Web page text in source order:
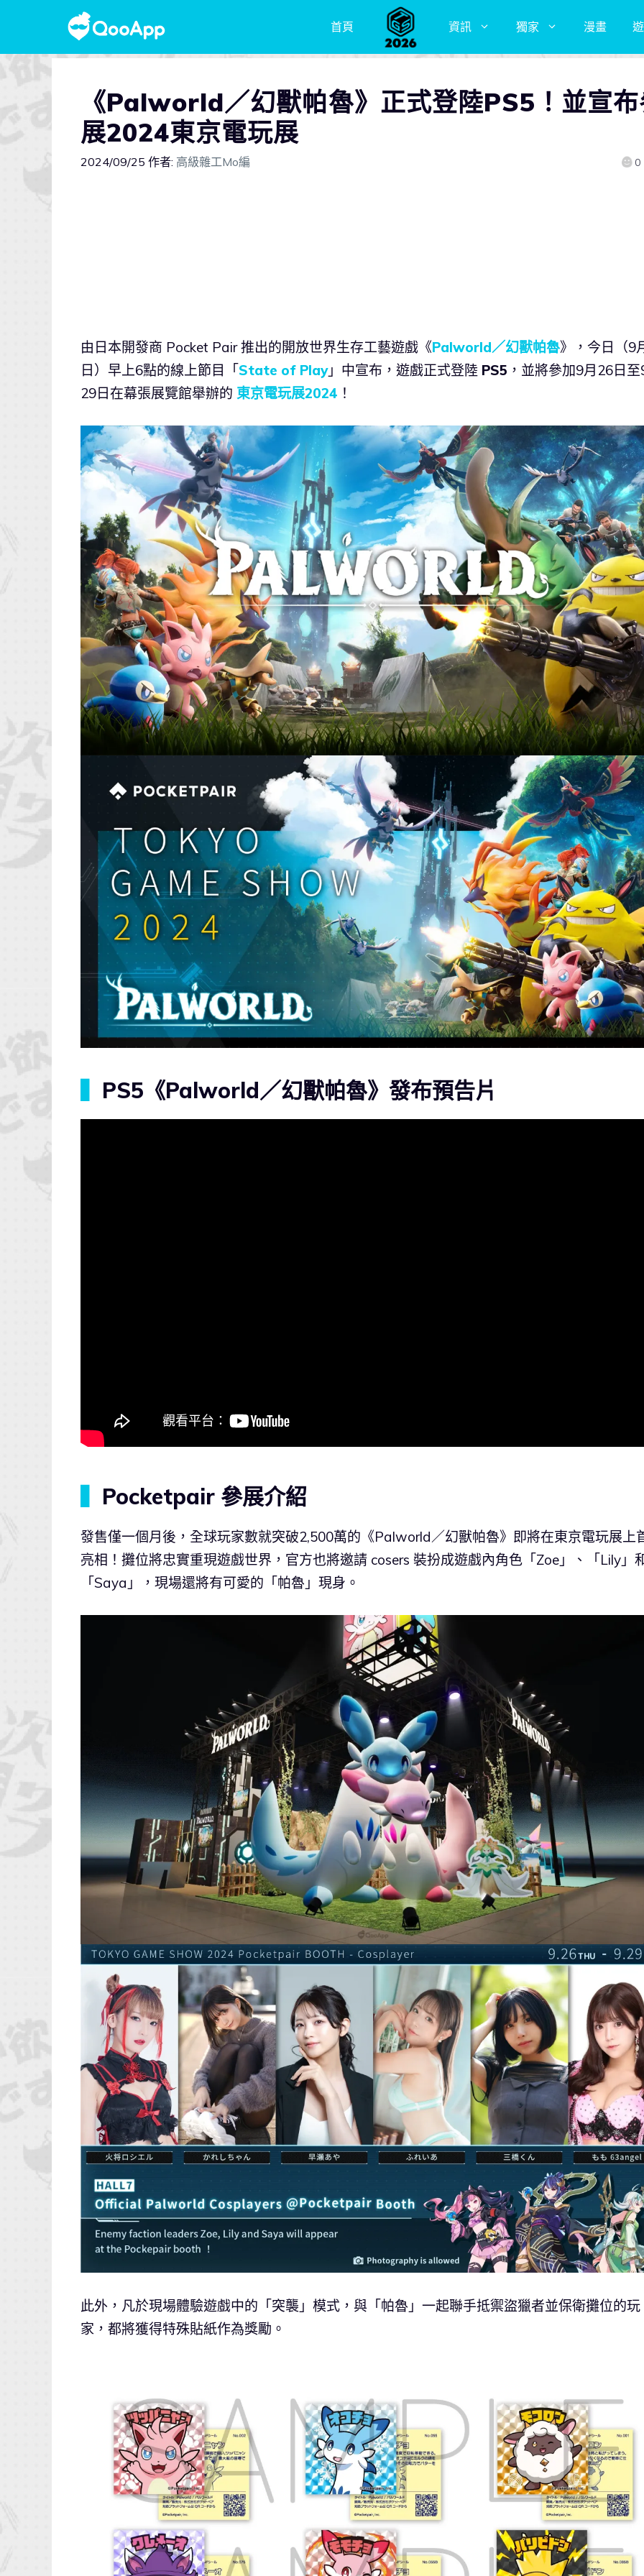
首頁 資訊 獨家 漫畫
《Palworld／幻獸帕魯》正式登陸PS5！並宣
展2024東京電玩展
2024/09/25 作者: 高級雜工Mo編 0
由日本開發商 Pocket Pair 推出的開放世界生存工藝遊戲《Palworld／幻獸帕魯》，今日（9
日）早上6點的線上節目「State of Play」中宣布，遊戲正式登陸 PS5 ，並將參加9月26日
29日在幕張展覽館舉辦的 東京電玩展2024 ！
PS5《Palworld／幻獸帕魯》發布預告片
Pocketpair 參展介紹
發售僅一個月後，全球玩家數就突破2,500萬的《Palworld／幻獸帕魯》即將在東京電玩展上
亮相！攤位將忠實重現遊戲世界，官方也將邀請 cosers 裝扮成遊戲內角色「Zoe」、「Lily」
「Saya」，現場還將有可愛的「帕魯」現身。
此外，凡於現場體驗遊戲中的「突襲」模式，與「帕魯」一起聯手抵禦盜獵者並保衛攤位的玩
家，都將獲得特殊貼紙作為獎勵。